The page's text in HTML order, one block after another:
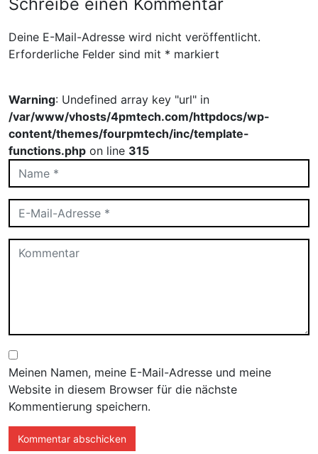
Deine E-Mail-Adresse wird nicht veröffentlicht.
Erforderliche Felder sind mit * markiert
Warning: Undefined array key "url" in
/var/www/vhosts/4pmtech.com/httpdocs/wp-
content/themes/fourpmtech/inc/template-
functions.php on line 315
Meinen Namen, meine E-Mail-Adresse und meine
Website in diesem Browser für die nächste
Kommentierung speichern.